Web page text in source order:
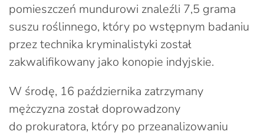
pomieszczeń mundurowi znaleźli 7,5 grama
suszu roślinnego, który po wstępnym badaniu
przez technika kryminalistyki został
zakwalifikowany jako konopie indyjskie.
W środę, 16 października zatrzymany
mężczyzna został doprowadzony
do prokuratora, który po przeanalizowaniu